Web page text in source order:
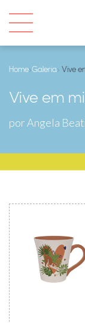
Home›Galeria› Vive
Vive em
por Angela